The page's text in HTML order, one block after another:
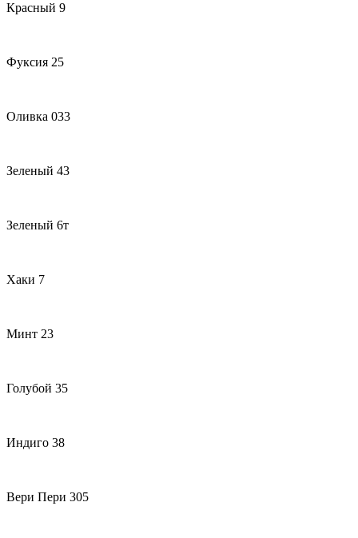
Красный 9
Фуксия 25
Оливка 033
Зеленый 43
Зеленый 6т
Хаки 7
Минт 23
Голубой 35
Индиго 38
Вери Пери 305